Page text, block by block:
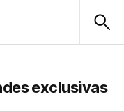
exclusivas